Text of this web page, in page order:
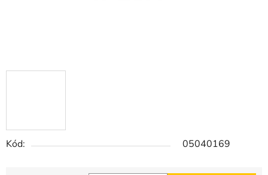
Kód: 05040169